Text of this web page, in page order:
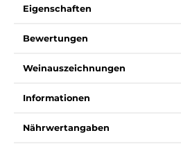
Eigenschaften
Bewertungen
Weinauszeichnungen
Informationen
Nährwertangaben